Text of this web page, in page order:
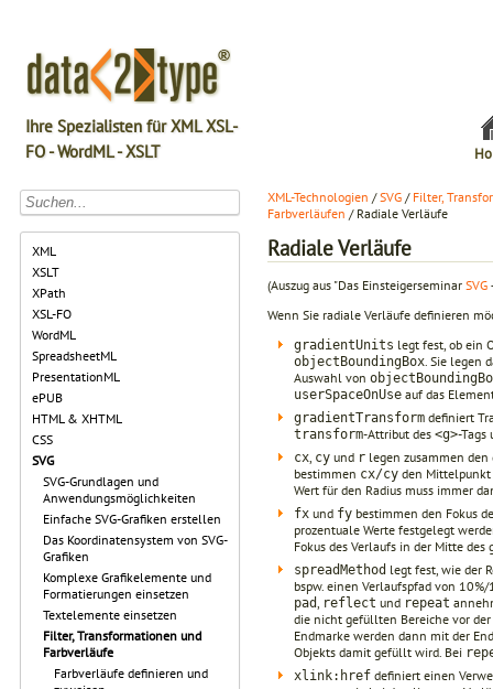
Ihre Spezialisten für XML XSL-
FO - WordML - XSLT
XML
XSLT
XPath
XSL-FO
WordML
SpreadsheetML
PresentationML
ePUB
HTML & XHTML
CSS
SVG
SVG-Grundlagen und
Anwendungsmöglichkeiten
Einfache SVG-Grafiken erstellen
Das Koordinatensystem von SVG-
Grafiken
Komplexe Grafikelemente und
Formatierungen einsetzen
Textelemente einsetzen
Filter, Transformationen und
Farbverläufe
Farbverläufe definieren und
XML-Technologien /SVG / Filter,
Farbverläufen / Radiale Verläufe
Radiale Verläufe
(Auszug aus "Das Einsteigerseminar SVG
Wenn Sie radiale Verläufe definieren
gradientUnits legt fest, ob ein
objectBoundingBox . Sie legen
Auswahl von
userSpaceOnUse auf das
gradientTransform definiert
transform-Attribut des <g>-Tags
cx cy und r legen zusammen
bestimmen cx/cy den Mittelpunkt
Wert für den Radius muss immer
fx und fy bestimmen den Fokus
prozentuale Werte festgelegt
Fokus des Verlaufs in der Mitte des
spreadMethod legt fest, wie der
bspw. einen Verlaufspfad von
pad reflect und repeat
die nicht gefüllten Bereiche vor
Endmarke werden dann mit der
Objekts damit gefüllt wird. Bei
xlink:href definiert einen